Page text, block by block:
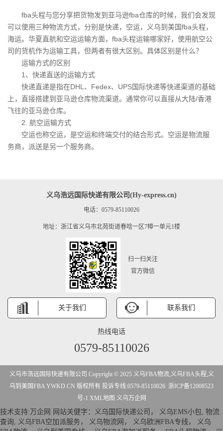
fba头程与您分享把货物发到亚马逊fba仓库的时候，我们会发现
可以使用三种物流方式，分别是快递，空运，义乌到美国fba头程，
海运。华夏直航和空运运输方面，fba头程运输哪家好，使用航空公
司的货机作为运输工具，但两者有很大区别。具体区别是什么？
运输方式的区别
1、快递直送的运输方式
快递直递是指在DHL、Fedex、UPS国际快递等快递渠道的基础
上，直接搭建到亚马逊仓库物流渠道。通常你可以直接从大陆/香港
飞往的亚马逊仓库。
2. 航空运输方式
空运也称空运，是空运和终端交付的结合形式。空运是物流服
务商，派送是另一个服务商。
义乌浩远国际快递有限公司(Hy-express.cn)
电话：0579-85110026
地址：浙江省义乌市北苑街道春唅一区7幛一单元1楼
扫一扫关注
官方微信
关于我们 联系我们
热线电话
0579-85110026
义乌市浩远国际快递有限公司 Copyright © 2025 义乌FBA物流,义乌FBA头程,义
乌到美国FBA YWKD.CN 版权所有 投诉专线:0579-85110026 浙ICP备12008523
号-1 XML地图 义乌万企网
技术支持:万企网 网站关健字： 义乌国际快递公司 ， 义乌EMS小包
物流
查询
义乌FBA空加派服务 ， 义乌物流网 ， 义乌欧洲FBA专线 ，
义乌